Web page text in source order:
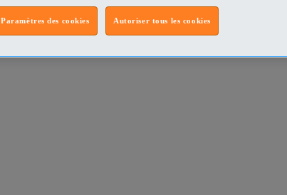
Autoriser tous les cookies
Paramètres des cookies